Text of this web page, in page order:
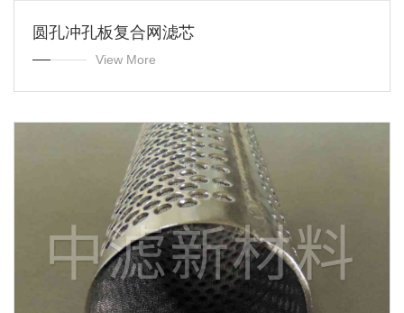
圆孔冲孔板复合网滤芯
View More